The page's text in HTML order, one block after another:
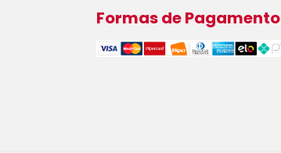
Formas de Pagamento